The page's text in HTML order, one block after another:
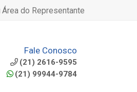
Área do Representante
Fale Conosco
(21) 2616-9595
(21) 99944-9784